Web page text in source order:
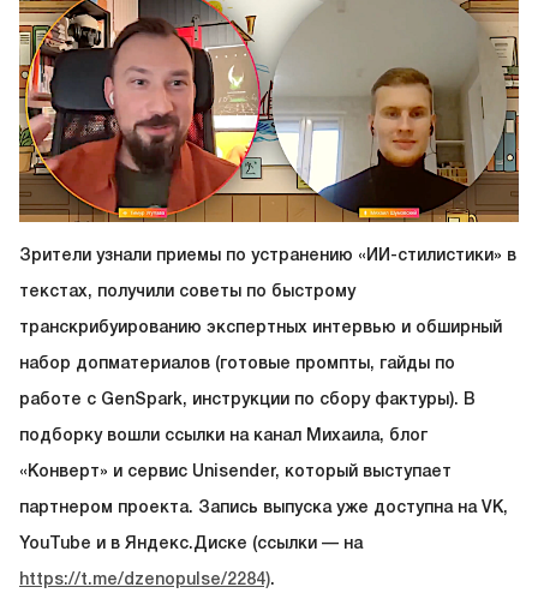
Зрители узнали приемы по устранению «ИИ-стилистики» в
текстах, получили советы по быстрому
транскрибуированию экспертных интервью и обширный
набор допматериалов (готовые промпты, гайды по
работе с GenSpark, инструкции по сбору фактуры). В
подборку вошли ссылки на канал Михаила, блог
«Конверт» и сервис Unisender, который выступает
партнером проекта. Запись выпуска уже доступна на VK,
YouTube и в Яндекс.Диске (ссылки — на
https://t.me/dzenopulse/2284).